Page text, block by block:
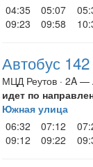
04:35
05:07
09:23
09:58
Автобус 142
МЦД Реутов · 2A —
идет по
Южная улица
06:32
07:12
09:12
09:22